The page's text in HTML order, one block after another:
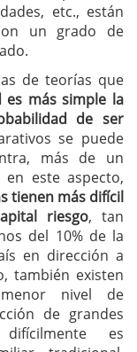
etc., están
un grado de
de teorías que
es más simple la
de ser
se puede
más de un
en este aspecto,
tienen más difícil
riesgo, tan
del 10% de la
en dirección a
también existen
nivel de
de grandes
es